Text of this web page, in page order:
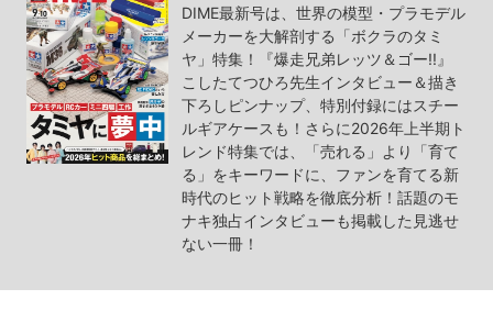
DIME最新号は、世界の模型・プラモデル
メーカーを大解剖する「ボクラのタミ
ヤ」特集！『爆走兄弟レッツ＆ゴー!!』
こしたてつひろ先生インタビュー＆描き
下ろしピンナップ、特別付録にはスチー
ルギアケースも！さらに2026年上半期ト
レンド特集では、「売れる」より「育て
る」をキーワードに、ファンを育てる新
時代のヒット戦略を徹底分析！話題のモ
ナキ独占インタビューも掲載した見逃せ
ない一冊！